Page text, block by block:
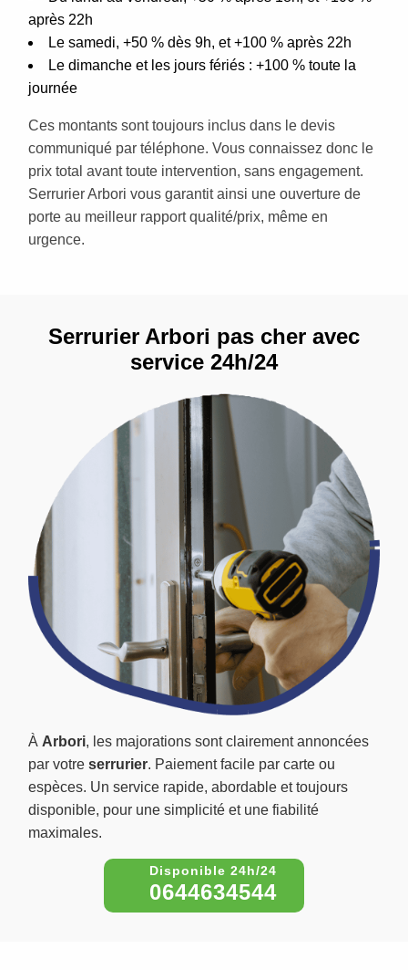
après 22h
Le samedi, +50 % dès 9h, et +100 % après 22h
Le dimanche et les jours fériés : +100 % toute la
journée
Ces montants sont toujours inclus dans le devis
communiqué par téléphone. Vous connaissez donc le
prix total avant toute intervention, sans engagement.
Serrurier Arbori vous garantit ainsi une ouverture de
porte au meilleur rapport qualité/prix, même en
urgence.
À Arbori, les majorations sont clairement annoncées
par votre serrurier. Paiement facile par carte ou
espèces. Un service rapide, abordable et toujours
disponible, pour une simplicité et une fiabilité
maximales.
0644634544
Serrurier Arbori pas cher avec
service 24h/24